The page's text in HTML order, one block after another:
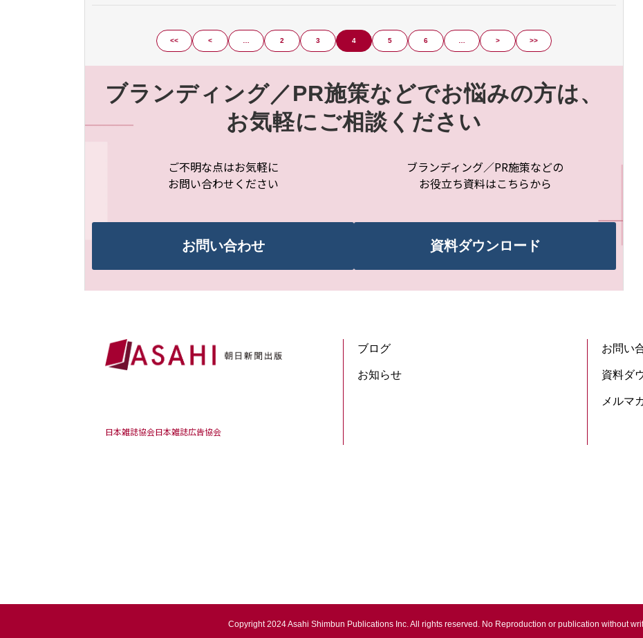
<< < 2 3 4 5 6 > >>
ブランディング／PR施策などでお悩みの方は、
お気軽にご相談ください
ご不明な点はお気軽に
お問い合わせください
お問い合わせ
ブランディング／PR施策などの
お役立ち資料はこちらから
資料ダウンロード
日本雑誌協会日本雑誌広告協会
ブログ
お知らせ
お問い
資料ダ
メルマ
Copyright 2024 Asahi Shimbun Publications Inc. All rights reserved. No Reproduction or publication without